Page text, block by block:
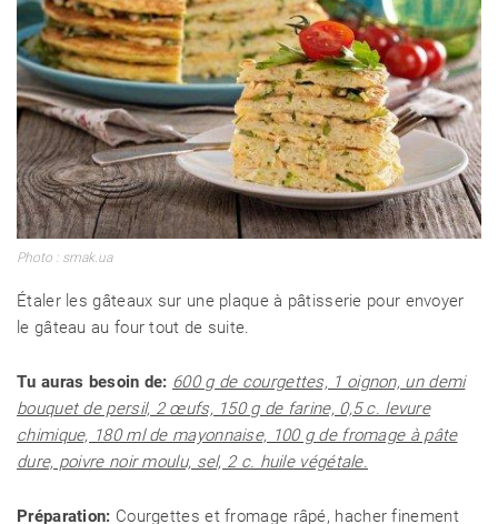
Photo : smak.ua
Étaler les gâteaux sur une plaque à pâtisserie pour envoyer
le gâteau au four tout de suite.
Tu auras besoin de: 600 g de courgettes, 1 oignon, un demi
bouquet de persil, 2 œufs, 150 g de farine, 0,5 c. levure
chimique, 180 ml de mayonnaise, 100 g de fromage à pâte
dure, poivre noir moulu, sel, 2 c. huile végétale.
Préparation: Courgettes et fromage râpé, hacher finement